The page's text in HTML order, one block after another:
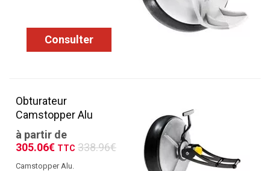
Consulter
Obturateur
Camstopper Alu
à partir de
305.06€ TTC 338.96€
Camstopper Alu.